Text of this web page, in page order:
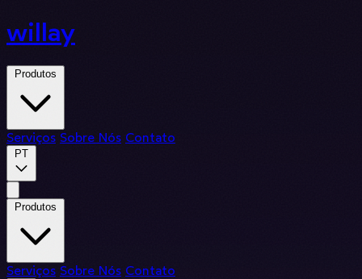
willay
Produtos
Serviços Sobre Nós Contato
PT
Produtos
Serviços Sobre Nós Contato